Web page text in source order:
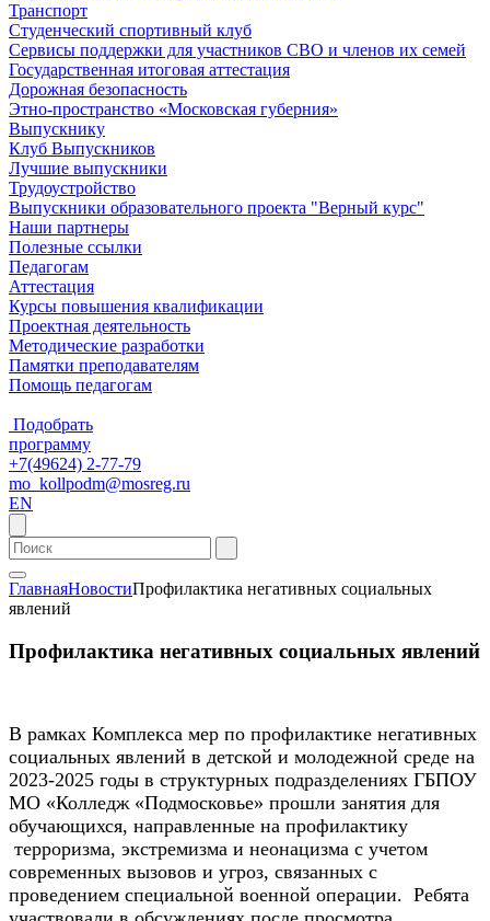
Транспорт
Студенческий спортивный клуб
Сервисы поддержки для участников СВО и членов их семей
Государственная итоговая аттестация
Дорожная безопасность
Этно-пространство «Московская губерния»
Выпускнику
Клуб Выпускников
Лучшие выпускники
Трудоустройство
Выпускники образовательного проекта "Верный курс"
Наши партнеры
Полезные ссылки
Педагогам
Аттестация
Курсы повышения квалификации
Проектная деятельность
Методические разработки
Памятки преподавателям
Помощь педагогам
Подобрать
программу
+7(49624) 2-77-79
mo_kollpodm@mosreg.ru
EN
ГлавнаяНовостиПрофилактика негативных социальных
явлений
Профилактика негативных социальных явлений
В рамках Комплекса мер по профилактике негативных
социальных явлений в детской и молодежной среде на
2023-2025 годы в структурных подразделениях ГБПОУ
МО «Колледж «Подмосковье» прошли занятия для
обучающихся, направленные на профилактику
терроризма, экстремизма и неонацизма с учетом
современных вызовов и угроз, связанных с
проведением специальной военной операции. Ребята